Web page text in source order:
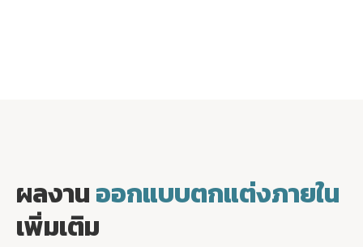
ผลงานออกแบบตกแต่งภายใน
เพิ่มเติม